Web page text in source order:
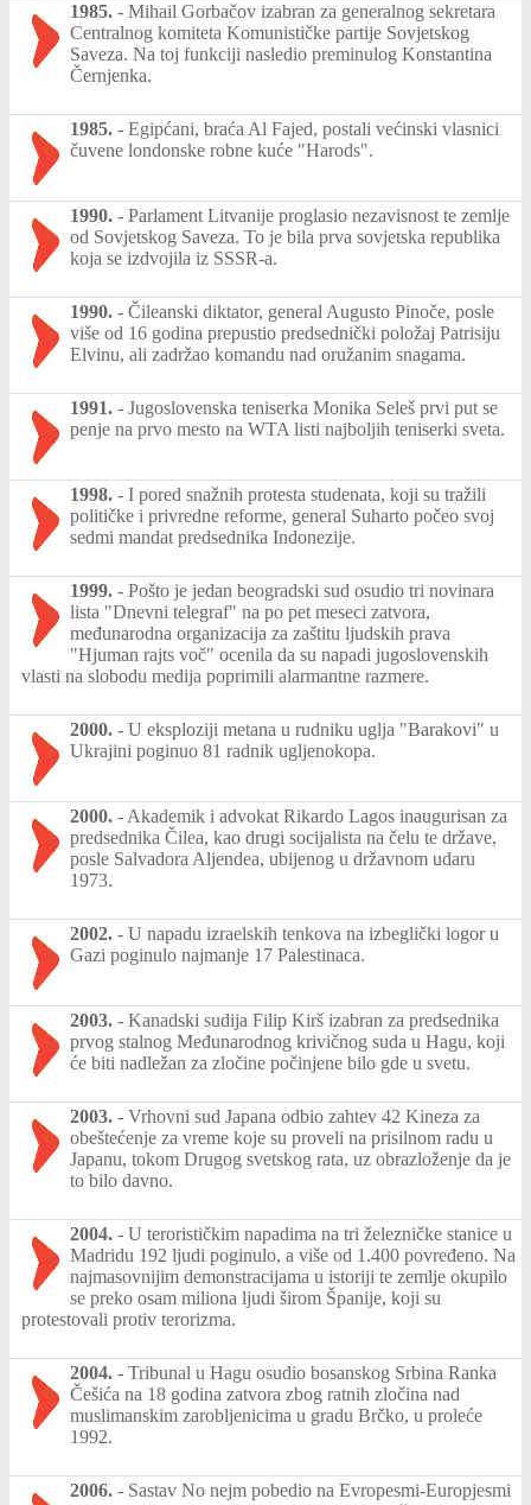
1985. - Mihail Gorbačov izabran za generalnog sekretara
Centralnog komiteta Komunističke partije Sovjetskog
Saveza. Na toj funkciji nasledio preminulog Konstantina
Černjenka.
1985. - Egipćani, braća Al Fajed, postali većinski vlasnici
čuvene londonske robne kuće "Harods".
1990. - Parlament Litvanije proglasio nezavisnost te zemlje
od Sovjetskog Saveza. To je bila prva sovjetska republika
koja se izdvojila iz SSSR-a.
1990. - Čileanski diktator, general Augusto Pinoče, posle
više od 16 godina prepustio predsednički položaj Patrisiju
Elvinu, ali zadržao komandu nad oružanim snagama.
1991. - Jugoslovenska teniserka Monika Seleš prvi put se
penje na prvo mesto na WTA listi najboljih teniserki sveta.
1998. - I pored snažnih protesta studenata, koji su tražili
političke i privredne reforme, general Suharto počeo svoj
sedmi mandat predsednika Indonezije.
1999. - Pošto je jedan beogradski sud osudio tri novinara
lista "Dnevni telegraf" na po pet meseci zatvora,
međunarodna organizacija za zaštitu ljudskih prava
"Hjuman rajts voč" ocenila da su napadi jugoslovenskih
vlasti na slobodu medija poprimili alarmantne razmere.
2000. - U eksploziji metana u rudniku uglja "Barakovi" u
Ukrajini poginuo 81 radnik ugljenokopa.
2000. - Akademik i advokat Rikardo Lagos inaugurisan za
predsednika Čilea, kao drugi socijalista na čelu te države,
posle Salvadora Aljendea, ubijenog u državnom udaru
1973.
2002. - U napadu izraelskih tenkova na izbeglički logor u
Gazi poginulo najmanje 17 Palestinaca.
2003. - Kanadski sudija Filip Kirš izabran za predsednika
prvog stalnog Međunarodnog krivičnog suda u Hagu, koji
će biti nadležan za zločine počinjene bilo gde u svetu.
2003. - Vrhovni sud Japana odbio zahtev 42 Kineza za
obeštećenje za vreme koje su proveli na prisilnom radu u
Japanu, tokom Drugog svetskog rata, uz obrazloženje da je
to bilo davno.
2004. - U terorističkim napadima na tri železničke stanice u
Madridu 192 ljudi poginulo, a više od 1.400 povređeno. Na
najmasovnijim demonstracijama u istoriji te zemlje okupilo
se preko osam miliona ljudi širom Španije, koji su
protestovali protiv terorizma.
2004. - Tribunal u Hagu osudio bosanskog Srbina Ranka
Češića na 18 godina zatvora zbog ratnih zločina nad
muslimanskim zarobljenicima u gradu Brčko, u proleće
1992.
2006. - Sastav No nejm pobedio na Evropesmi-Europjesmi